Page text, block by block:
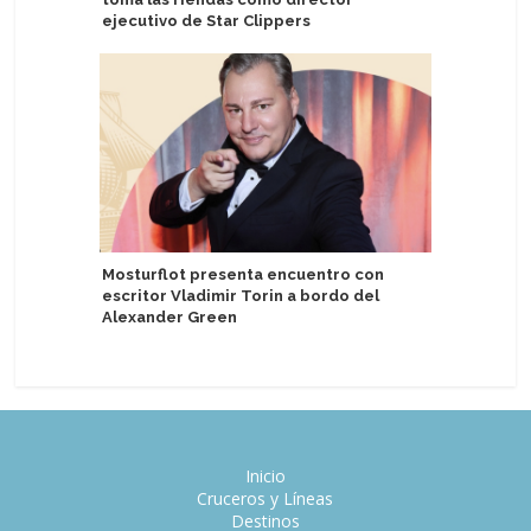
ejecutivo de Star Clippers
Mosturflot presenta encuentro con
escritor Vladimir Torin a bordo del
Alexander Green
Inicio
Cruceros y Líneas
Destinos